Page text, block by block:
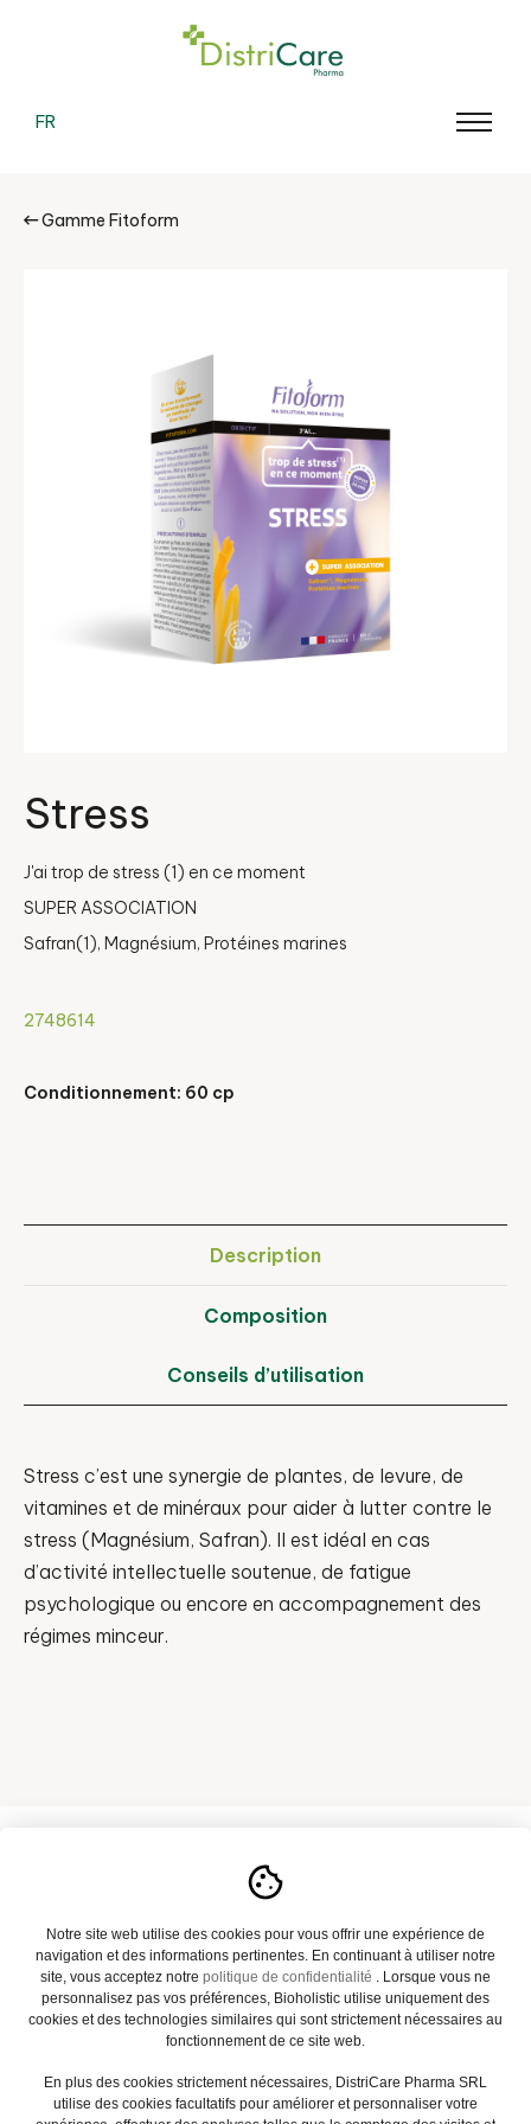
FR
Gamme Fitoform
Stress
J'ai trop de stress (1) en ce moment
SUPER ASSOCIATION
Safran(1), Magnésium, Protéines marines
2748614
Conditionnement: 60 cp
Description
Composition
Conseils d’utilisation
Stress c’est une synergie de plantes, de levure, de
vitamines et de minéraux pour aider à lutter contre le
stress (Magnésium, Safran). Il est idéal en cas
d’activité intellectuelle soutenue, de fatigue
psychologique ou encore en accompagnement des
régimes minceur.
Notre catalogue
Actualités
FAQ
Notre site web utilise des cookies pour vous offrir une expérience de
navigation et des informations pertinentes. En continuant à utiliser notre
site, vous acceptez notre politique de confidentialité . Lorsque vous ne
personnalisez pas vos préférences, Bioholistic utilise uniquement des
cookies et des technologies similaires qui sont strictement nécessaires au
fonctionnement de ce site web.
En plus des cookies strictement nécessaires, DistriCare Pharma SRL
utilise des cookies facultatifs pour améliorer et personnaliser votre